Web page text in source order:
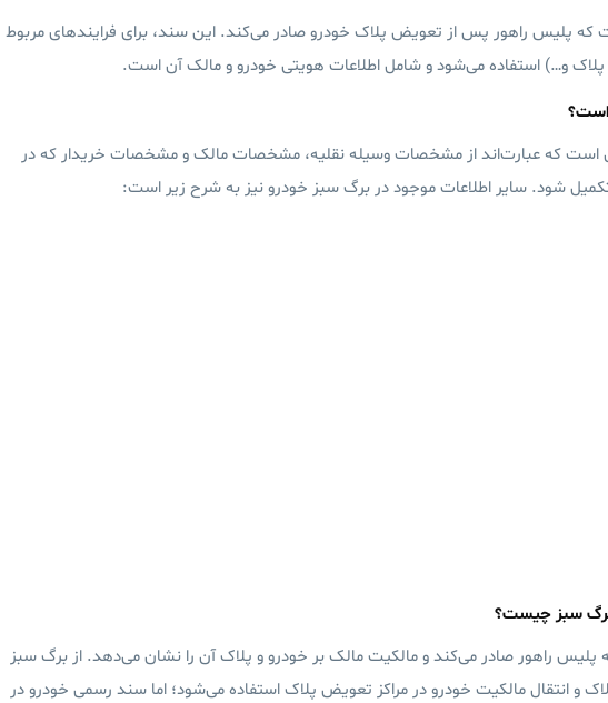
پلیس راهور پس از تعویض پلاک خودرو صادر می‌کند. این سند، برای فرایندهای مربوط
پلاک و…) استفاده می‌شود و شامل اطلاعات هویتی خودرو و مالک آن است.
است؟
که عبارت‌اند از مشخصات وسیله نقلیه، مشخصات مالک و مشخصات خریدار که در
تکمیل شود. سایر اطلاعات موجود در برگ سبز خودرو نیز به شرح زیر است:
سبز چیست؟
راهور صادر می‌کند و مالکیت مالک بر خودرو و پلاک آن را نشان می‌دهد. از برگ سبز
و انتقال مالکیت خودرو در مراکز تعویض پلاک استفاده می‌شود؛ اما سند رسمی خودرو در